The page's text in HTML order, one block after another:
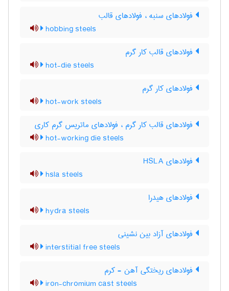
فولادهای سنبه ، فولادهای قالب
hobbing steels
فولادهای قالب کار گرم
hot-die steels
فولادهای کار گرم
hot-work steels
فولادهای قالب کار گرم ، فولادهای ماتریس گرم کاری
hot-working die steels
فولادهای HSLA
hsla steels
فولادهای هیدرا
hydra steels
فولادهای آزاد بین نشینی
interstitial free steels
فولادهای ریختگی آهن - کرم
iron-chromium cast steels